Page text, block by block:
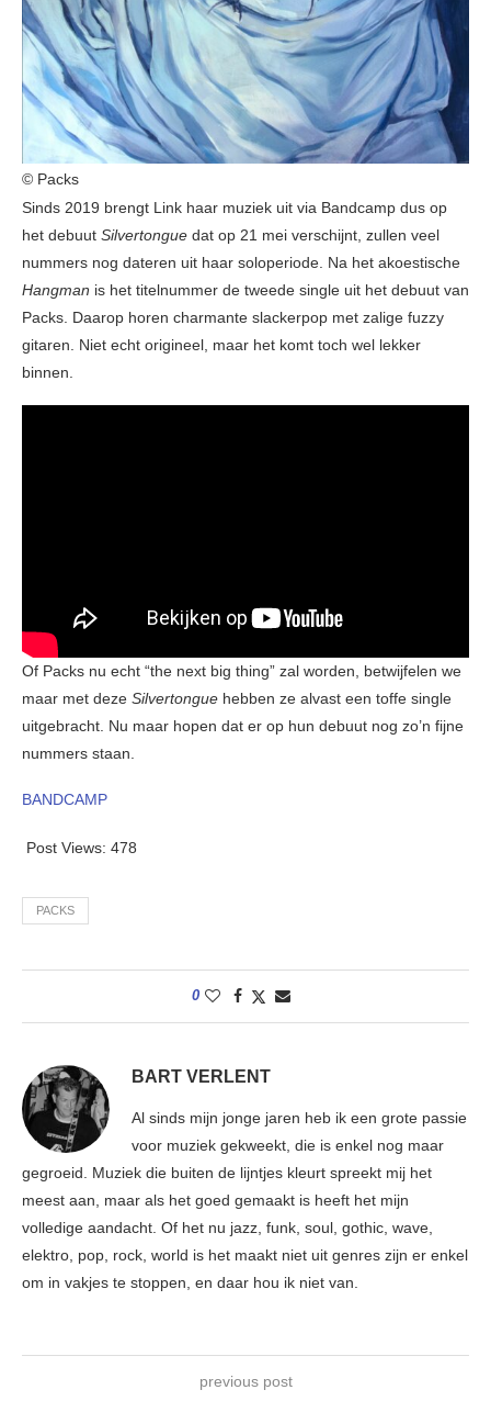
© Packs
Sinds 2019 brengt Link haar muziek uit via Bandcamp dus op
het debuut Silvertongue dat op 21 mei verschijnt, zullen veel
nummers nog dateren uit haar soloperiode. Na het akoestische
Hangman is het titelnummer de tweede single uit het debuut van
Packs. Daarop horen charmante slackerpop met zalige fuzzy
gitaren. Niet echt origineel, maar het komt toch wel lekker
binnen.
Of Packs nu echt “the next big thing” zal worden, betwijfelen we
maar met deze Silvertongue hebben ze alvast een toffe single
uitgebracht. Nu maar hopen dat er op hun debuut nog zo’n fijne
nummers staan.
BANDCAMP
Post Views: 478
PACKS
0
BART VERLENT
Al sinds mijn jonge jaren heb ik een grote passie
voor muziek gekweekt, die is enkel nog maar
gegroeid. Muziek die buiten de lijntjes kleurt spreekt mij het
meest aan, maar als het goed gemaakt is heeft het mijn
volledige aandacht. Of het nu jazz, funk, soul, gothic, wave,
elektro, pop, rock, world is het maakt niet uit genres zijn er enkel
om in vakjes te stoppen, en daar hou ik niet van.
previous post